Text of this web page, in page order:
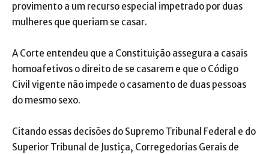
provimento a um recurso especial impetrado por duas
mulheres que queriam se casar.
A Corte entendeu que a Constituição assegura a casais
homoafetivos o direito de se casarem e que o Código
Civil vigente não impede o casamento de duas pessoas
do mesmo sexo.
Citando essas decisões do Supremo Tribunal Federal e do
Superior Tribunal de Justiça, Corregedorias Gerais de